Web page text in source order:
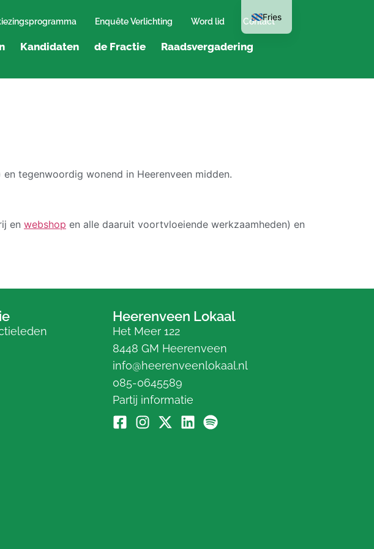
Enquête Verlichting Word lid Contact
Kandidaten de Fractie Raadsvergadering
tegenwoordig wonend in Heerenveen midden.
en webshop en alle daaruit voortvloeiende werkzaamheden) en
Heerenveen Lokaal
Het Meer 122
8448 GM Heerenveen
info@heerenveenlokaal.nl
085-0645589
Partij informatie
Fries